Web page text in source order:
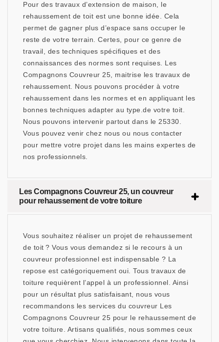
Pour des travaux d’extension de maison, le
rehaussement de toit est une bonne idée. Cela
permet de gagner plus d’espace sans occuper le
reste de votre terrain. Certes, pour ce genre de
travail, des techniques spécifiques et des
connaissances des normes sont requises. Les
Compagnons Couvreur 25, maitrise les travaux de
rehaussement. Nous pouvons procéder à votre
rehaussement dans les normes et en appliquant les
bonnes techniques adapter au type.de votre toit.
Nous pouvons intervenir partout dans le 25330.
Vous pouvez venir chez nous ou nous contacter
pour mettre votre projet dans les mains expertes de
nos professionnels.
Les Compagnons Couvreur 25, un couvreur
pour rehaussement de votre toiture
Vous souhaitez réaliser un projet de rehaussement
de toit ? Vous vous demandez si le recours à un
couvreur professionnel est indispensable ? La
repose est catégoriquement oui. Tous travaux de
toiture requièrent l’appel à un professionnel. Ainsi
pour un résultat plus satisfaisant, nous vous
recommandons les services du couvreur Les
Compagnons Couvreur 25 pour le rehaussement de
votre toiture. Artisans qualifiés, nous sommes ceux